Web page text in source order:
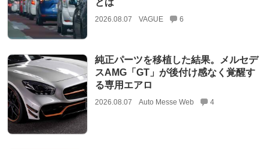
とは
2026.08.07 VAGUE 6
純正パーツを移植した結果。メルセデ
スAMG「GT」が後付け感なく覚醒す
る専用エアロ
2026.08.07 Auto Messe Web 4